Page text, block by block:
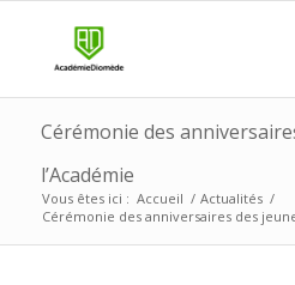
Cérémonie des
l’Académie
Vous êtes ici : Accueil / Actualités /
Cérémonie des anniversaires des